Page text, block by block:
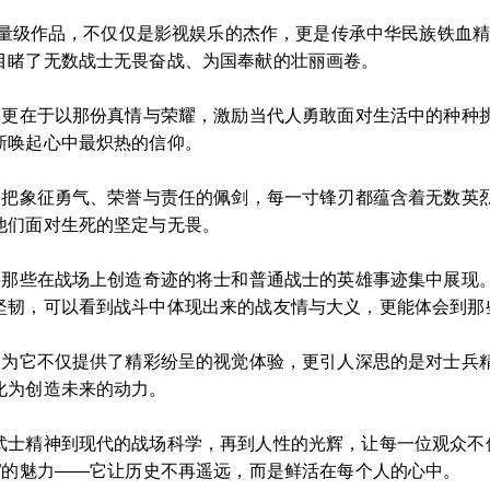
级作品，不仅仅是影视娱乐的杰作，更是传承中华民族铁血
了无数战士无畏奋战、为国奉献的壮丽画卷。
在于以那份真情与荣耀，激励当代人勇敢面对生活中的种种
起心中最炽热的信仰。
象征勇气、荣誉与责任的佩剑，每一寸锋刃都蕴含着无数英
面对生死的坚定与无畏。
些在战场上创造奇迹的将士和普通战士的英雄事迹集中展
，可以看到战斗中体现出来的战友情与大义，更能体会到
它不仅提供了精彩纷呈的视觉体验，更引人深思的是对士
创造未来的动力。
精神到现代的战场科学，再到人性的光辉，让每一位观众
魅力——它让历史不再遥远，而是鲜活在每个人的心中。